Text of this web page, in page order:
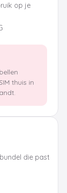
op je
thuis in
die past